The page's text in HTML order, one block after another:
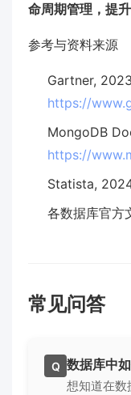
命周期管理，提
参考与资料来源
Gartner,
https://
MongoDB
https://
Statista,
各数据库官方
常见问答
Q 数据库中
想知道在数